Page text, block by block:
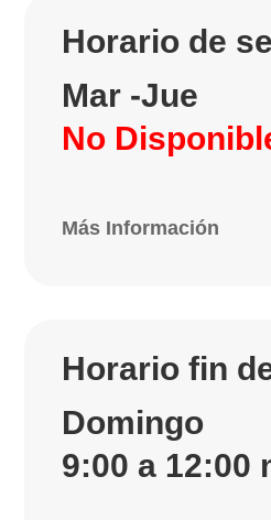
Horario de
Mar -Jue
No
Más Información
Horario fin
Domingo
9:00 a 12:00